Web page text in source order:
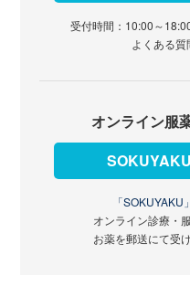
受付時間：10:00～
よくある質
オンライン服
「SOKUYAKU」
オンライン診療・
お薬を郵送にて受